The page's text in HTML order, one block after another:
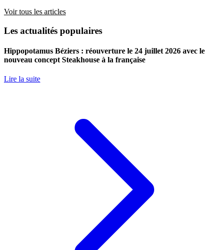
Voir tous les articles
Les actualités populaires
Hippopotamus Béziers : réouverture le 24 juillet 2026 avec le
nouveau concept Steakhouse à la française
Lire la suite